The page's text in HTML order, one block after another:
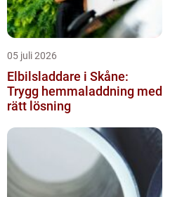
05 juli 2026
Elbilsladdare i Skåne:
Trygg hemmaladdning med
rätt lösning